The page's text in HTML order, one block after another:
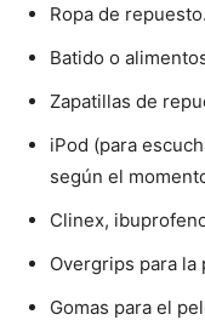
Ropa de repuesto.
Batido o
Zapatillas de
iPod (para
según el
Clinex,
Overgrips para la
Gomas para el